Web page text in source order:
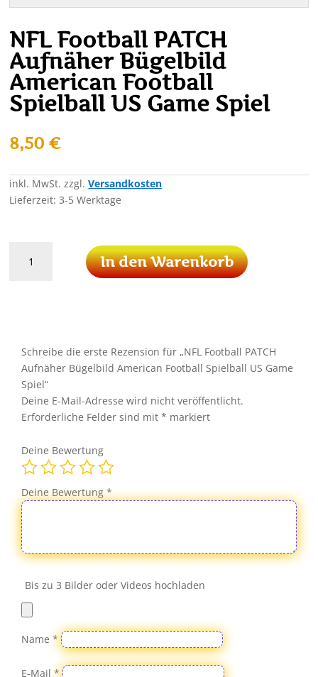
NFL Football PATCH
Aufnäher Bügelbild
American Football
Spielball US Game Spiel
8,50€
inkl. MwSt. zzgl.Versandkosten
Lieferzeit:3-5 Werktage
Football
Football
Spielball
Game
Spiel
In den Warenkorb
Schreibe die erste Rezension für „NFL Football PATCH
Aufnäher Bügelbild American Football Spielball US Game
Spiel“
Deine E-Mail-Adresse wird nicht veröffentlicht.
Erforderliche Felder sind mit* markiert
Deine Bewertung
Deine Bewertung*
Bis zu 3 Bilder oder Videos hochladen
Name*
E-Mail*